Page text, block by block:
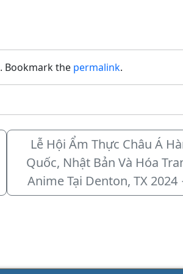
. Bookmark the permalink.
Lễ Hội Ẩm Thực Châu Á
Quốc, Nhật Bản Và Hóa
Anime Tại Denton, TX 2024